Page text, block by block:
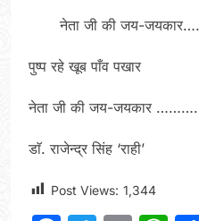
नेता जी की जय-
पुष्प रहे खूब पाँव पखार
नेता जी की जय-जयकार ……….
डाॅ. राजेन्द्र सिंह ‘राही’
Post Views: 1,344